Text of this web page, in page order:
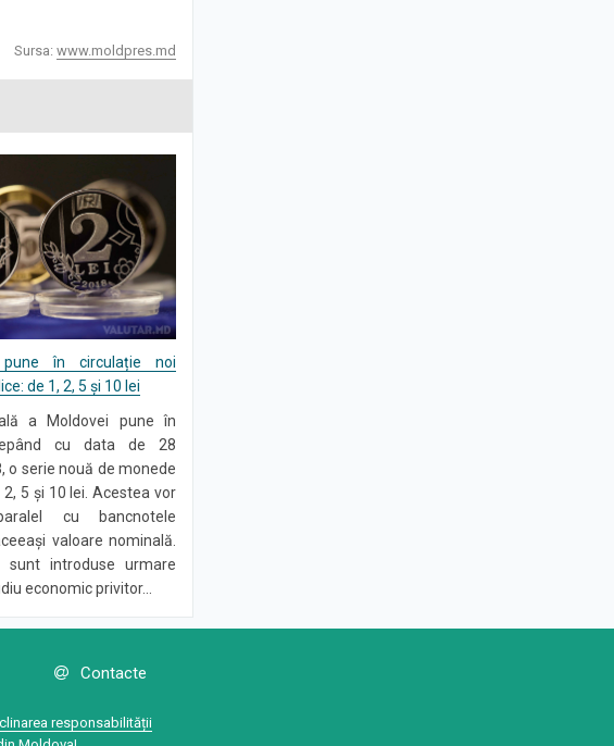
Sursa: www.moldpres.md
în circulație noi
de 1, 2, 5 și 10 lei
a Moldovei pune în
cu data de 28
o serie nouă de monede
5 și 10 lei. Acestea vor
cu bancnotele
valoare nominală.
sunt introduse urmare
economic privitor...
Contacte
responsabilității